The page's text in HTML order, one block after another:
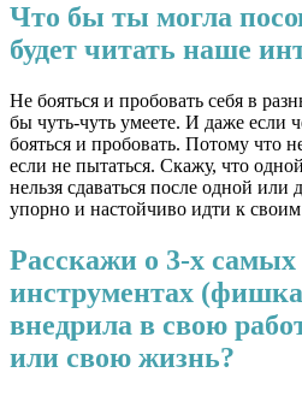
Что бы ты могла
будет читать наше
Не бояться и пробовать себя в
бы чуть-чуть умеете. И даже если
бояться и пробовать. Потому что
если не пытаться. Скажу, что
нельзя сдаваться после одной или
упорно и настойчиво идти к
Расскажи о 3-х
инструментах
внедрила в свою
или свою жизнь?